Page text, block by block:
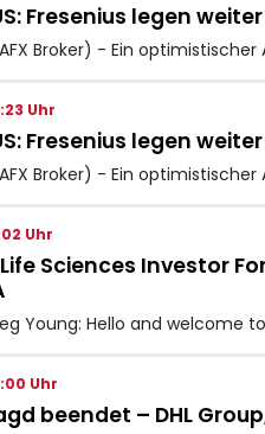
Fresenius legen
AFX Broker) - Ein
Uhr
Fresenius legen
AFX Broker) - Ein
Uhr
Sciences Investor
Young: Hello and
Uhr
beendet – DHL